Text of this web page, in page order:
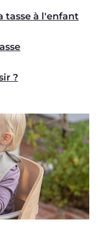
tasse à l'enfant
?